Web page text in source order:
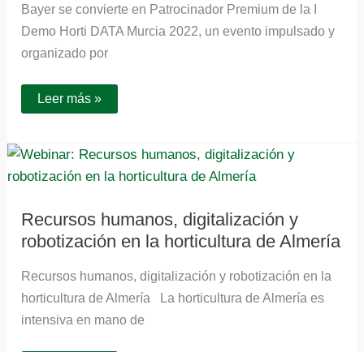
Bayer se convierte en Patrocinador Premium de la I
Demo Horti DATA Murcia 2022, un evento impulsado y
organizado por
Leer más »
Recursos humanos, digitalización y
robotización en la horticultura de Almería
Recursos humanos, digitalización y robotización en la
horticultura de Almería La horticultura de Almería es
intensiva en mano de
Recursos
humanos,
digitalización
en
la
horticultura